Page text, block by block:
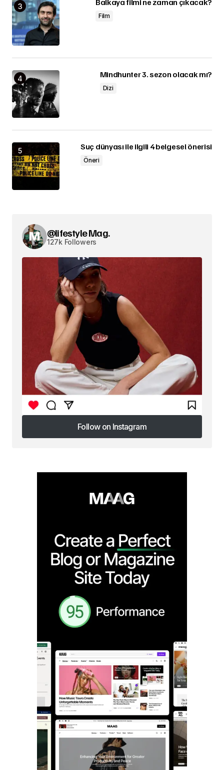
Balkaya filmi ne zaman çıkacak?
Film
Mindhunter 3. sezon olacak mı?
Dizi
Suç dünyası ile ilgili 4 belgesel önerisi
Öneri
@lifestyle Mag.
127k Followers
Follow on Instagram
Follow on Instagram